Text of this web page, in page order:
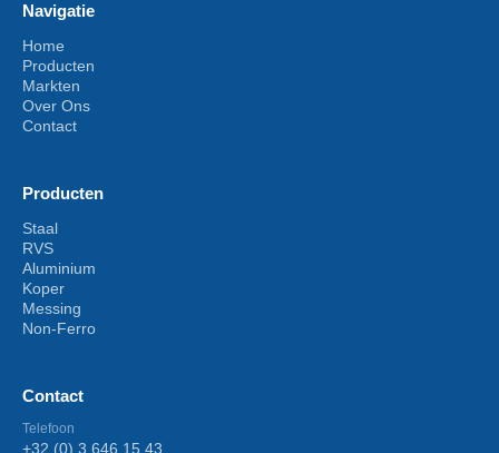
Navigatie
Home
Producten
Markten
Over Ons
Contact
Producten
Staal
RVS
Aluminium
Koper
Messing
Non-Ferro
Contact
Telefoon
+32 (0) 3 646 15 43